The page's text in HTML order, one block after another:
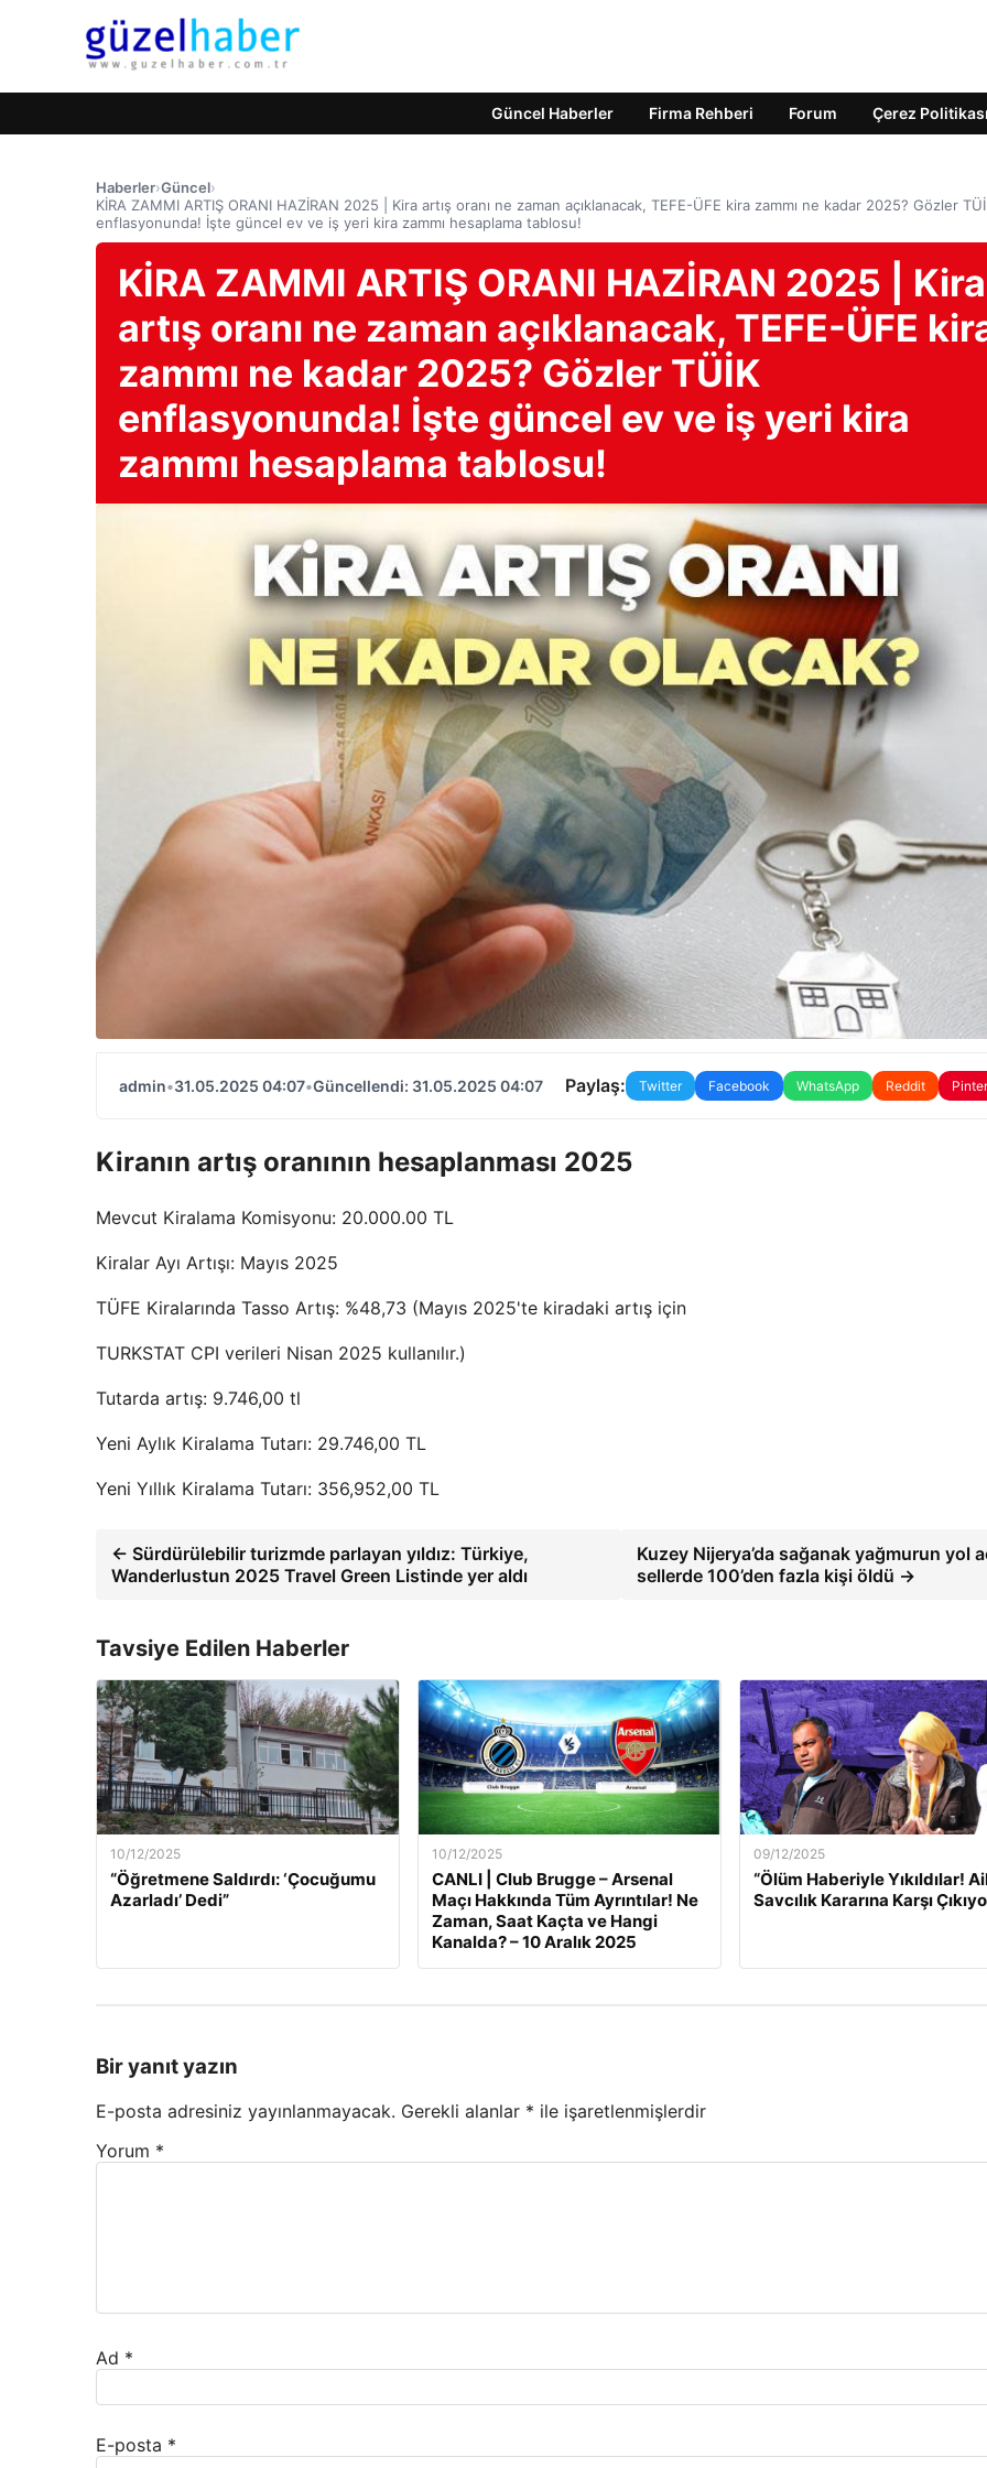
Güncel Haberler Firma Rehberi Forum Çerez Politikası
Haberler›Güncel›
KİRA ZAMMI ARTIŞ ORANI HAZİRAN 2025 | Kira artış oranı ne zaman açıklanacak, TEFE-ÜFE kira zammı ne kadar 2025? Gözler
enflasyonunda! İşte güncel ev ve iş yeri kira zammı hesaplama tablosu!
KİRA ZAMMI ARTIŞ ORANI HAZİRAN 2025 | Kira
artış oranı ne zaman açıklanacak, TEFE-ÜFE
zammı ne kadar 2025? Gözler TÜİK
enflasyonunda! İşte güncel ev ve iş yeri kira
zammı hesaplama tablosu!
admin•31.05.2025 04:07•Güncellendi: 31.05.2025 04:07 Paylaş: Twitter Facebook WhatsApp Reddit
Kiranın artış oranının hesaplanması 2025
Mevcut Kiralama Komisyonu: 20.000.00 TL
Kiralar Ayı Artışı: Mayıs 2025
TÜFE Kiralarında Tasso Artış: %48,73 (Mayıs 2025'te kiradaki artış için
TURKSTAT CPI verileri Nisan 2025 kullanılır.)
Tutarda artış: 9.746,00 tl
Yeni Aylık Kiralama Tutarı: 29.746,00 TL
Yeni Yıllık Kiralama Tutarı: 356,952,00 TL
← Sürdürülebilir turizmde parlayan yıldız: Türkiye,
Wanderlustun 2025 Travel Green Listinde yer aldı
Kuzey Nijerya’da sağanak yağmurun yol
sellerde 100’den fazla kişi öldü →
Tavsiye Edilen Haberler
10/12/2025
“Öğretmene Saldırdı: ‘Çocuğumu
Azarladı’ Dedi”
10/12/2025
CANLI | Club Brugge – Arsenal
Maçı Hakkında Tüm Ayrıntılar! Ne
Zaman, Saat Kaçta ve Hangi
Kanalda? – 10 Aralık 2025
09/12/2025
“Ölüm Haberiyle Yıkıldılar!
Savcılık Kararına Karşı
Bir yanıt yazın
E-posta adresiniz yayınlanmayacak. Gerekli alanlar * ile işaretlenmişlerdir
Yorum *
Ad *
E-posta *